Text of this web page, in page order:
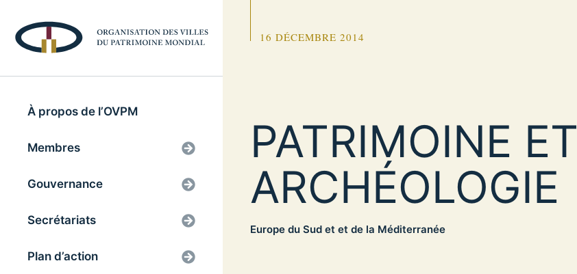
À propos de l’OVPM
Membres
Gouvernance
Secrétariats
Plan d’action
16 DÉCEMBRE 2014
PATRIMOINE ET
ARCHÉOLOGIE
Europe du Sud et et de la Méditerranée